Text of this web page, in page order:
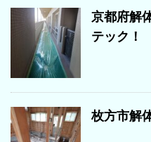
京都府解
テック！
枚方市解